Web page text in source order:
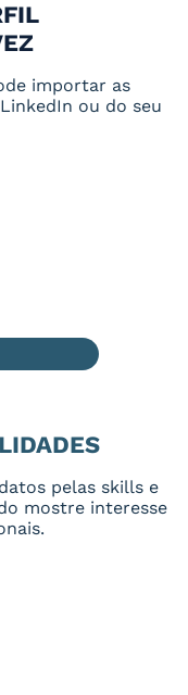
importar as
ou do seu
pelas skills e
mostre interesse